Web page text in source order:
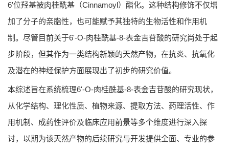
6'位羟基被肉桂酰基（Cinnamoyl）酯化。这种结构修饰不仅增
加了分子的亲脂性，也可能赋予其独特的生物活性和作用机
制。尽管目前关于6'-O-肉桂酰基-8-表金吉苷酸的研究尚处于起
步阶段，但其作为一类结构新颖的天然产物，在抗炎、抗氧化
及潜在的神经保护方面展现出了初步的研究价值。
本综述旨在系统梳理6'-O-肉桂酰基-8-表金吉苷酸的研究现状，
从化学结构、理化性质、植物来源、提取方法、药理活性、作
用机制、成药性评价及临床应用前景等多个维度进行深入探
讨，以期为该天然产物的后续研究与开发提供全面、专业的参